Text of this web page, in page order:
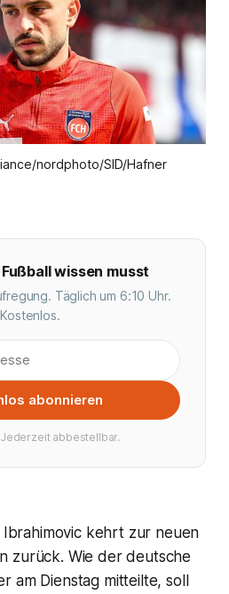
nordphoto/SID/Hafner
wissen musst
Täglich um 6:10 Uhr.
Kostenlos.
abonnieren
Jederzeit abbestellbar.
kehrt zur neuen
zurück. Wie der deutsche
am Dienstag mitteilte, soll